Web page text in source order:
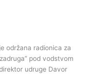
održana radionica za
pod vodstvom
udruge Davor